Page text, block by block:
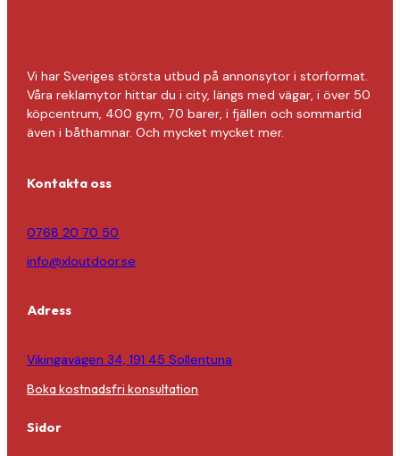
Vi har Sveriges största utbud på annonsytor i storformat.
Våra reklamytor hittar du i city, längs med vägar, i över 50
köpcentrum, 400 gym, 70 barer, i fjällen och sommartid
även i båthamnar. Och mycket mycket mer.
Kontakta oss
0768 20 70 50
info@xloutdoor.se
Adress
Vikingavägen 34, 191 45 Sollentuna
Boka kostnadsfri konsultation
Sidor